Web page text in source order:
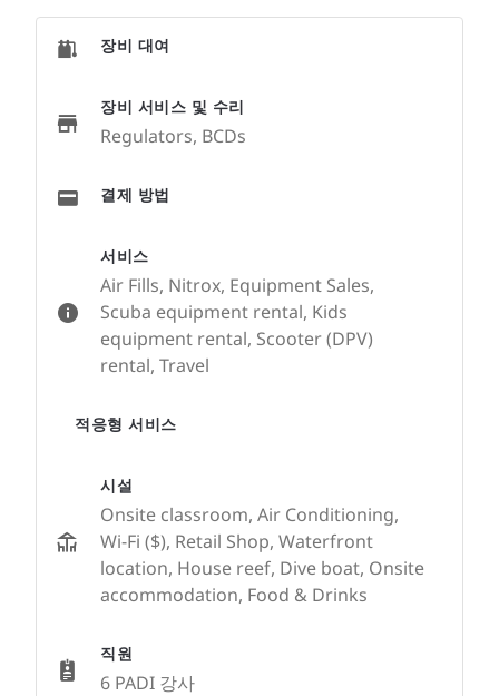
서비스
Air Fills, Nitrox, Equipment Sales,
Scuba equipment rental, Kids
equipment rental, Scooter (DPV)
rental, Travel
적응형 서비스
시설
Onsite classroom, Air Conditioning,
Wi-Fi ($), Retail Shop, Waterfront
location, House reef, Dive boat, Onsite
accommodation, Food & Drinks
직원
6 PADI 강사
장비 대여
장비 서비스 및 수리
Regulators, BCDs
결제 방법